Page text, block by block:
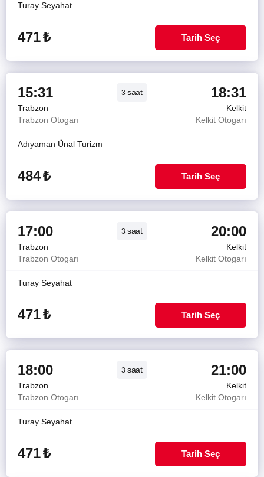
Turay Seyahat
471₺ Tarih Seç
15:31 3 saat 18:31
Trabzon
Kelkit
Trabzon Otogarı
Kelkit Otogarı
Adıyaman Ünal Turizm
484₺ Tarih Seç
17:00 3 saat 20:00
Trabzon
Kelkit
Trabzon Otogarı
Kelkit Otogarı
Turay Seyahat
471₺ Tarih Seç
18:00 3 saat 21:00
Trabzon
Kelkit
Trabzon Otogarı
Kelkit Otogarı
Turay Seyahat
471₺ Tarih Seç